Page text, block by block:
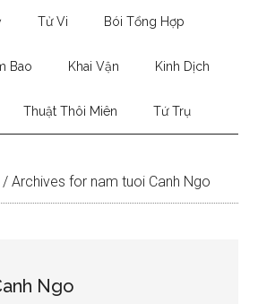
Tử Vi Bói Tổng Hợp
Bao Khai Vận Kinh Dịch
Thuật Thôi Miên Tứ Trụ
/ Archives for nam tuoi Canh Ngo
Ngo